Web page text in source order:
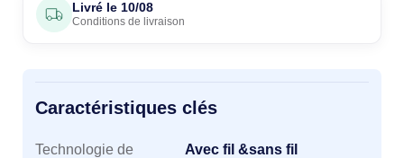
Livré le 10/08
Conditions de livraison
Caractéristiques clés
Caractéristiques clés
Technologie de
Avec fil &sans fil